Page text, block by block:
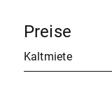
Preise
Kaltmiete